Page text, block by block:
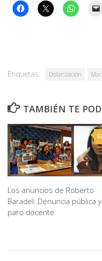
Etiquetas: Dolarización
TAMBIÉN TE
Los anuncios de Roberto
Baradel: Denuncia pública y
paro docente